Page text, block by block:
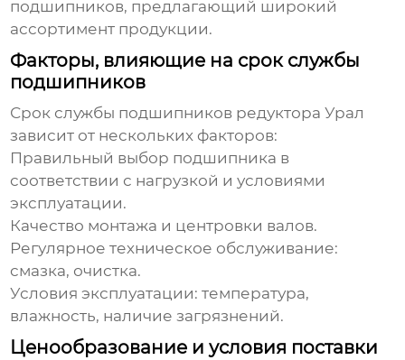
подшипников, предлагающий широкий
ассортимент продукции.
Факторы, влияющие на срок службы
подшипников
Срок службы подшипников редуктора Урал
зависит от нескольких факторов:
Правильный выбор подшипника в
соответствии с нагрузкой и условиями
эксплуатации.
Качество монтажа и центровки валов.
Регулярное техническое обслуживание:
смазка, очистка.
Условия эксплуатации: температура,
влажность, наличие загрязнений.
Ценообразование и условия поставки